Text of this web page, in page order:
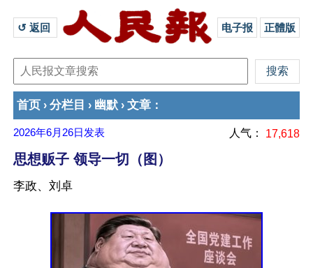
↺ 返回 电子报 正體版
首页 › 分栏目 › 幽默 › 文章 ：
2026年6月26日 发表 人气： 17,618
思想贩子 领导一切（图）
李政、刘卓